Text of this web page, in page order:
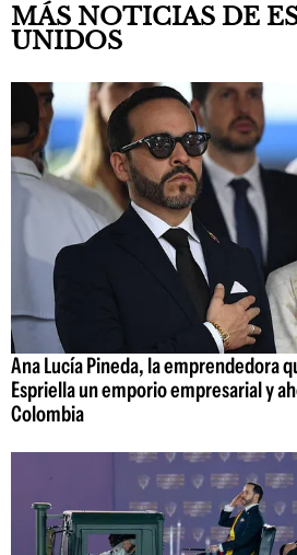
MÁS NOTICIAS DE
UNIDOS
Ana Lucía Pineda, la emprendedora
Espriella un emporio empresarial y
Colombia